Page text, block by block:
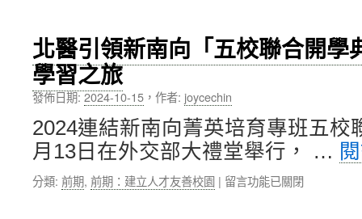
際
合
會
議
在
醫
大
舉
辦，
論
大
「第
二
生
宿
舍
新
建
工
北醫引領新南向「五校聯合開學
學習之旅
發佈日期:2024-10-15 ， 作者: joycechin
2024連結新南向菁英培育專班五校
月13日在外交部大禮堂舉行， …
分類: 前期, 前期：建立人才友善校園 | 在
留言功能已關閉